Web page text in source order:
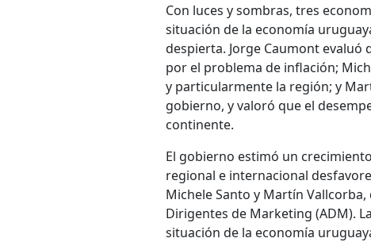
Con luces y sombras, tres
situación de la economía
despierta. Jorge Caumont evaluó
por el problema de inflación;
y particularmente la región; y
gobierno, y valoró que el
continente.
El gobierno estimó un
regional e internacional
Michele Santo y Martín
Dirigentes de Marketing (ADM).
situación de la economía